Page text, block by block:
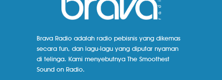
Brava Radio adalah radio pebisnis yang dikemas
secara fun, dan lagu-lagu yang diputar nyaman
di telinga. Kami menyebutnya The Smoothest
Sound on Radio.